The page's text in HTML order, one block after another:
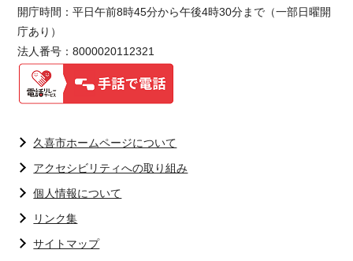
開庁時間：平日午前8時45分から午後4時30分まで（一部日曜開
庁あり）
法人番号：8000020112321
久喜市ホームページについて
アクセシビリティへの取り組み
個人情報について
リンク集
サイトマップ